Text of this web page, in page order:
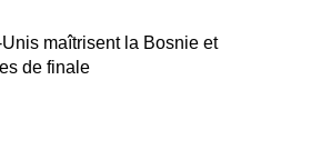
maîtrisent la Bosnie et
de finale